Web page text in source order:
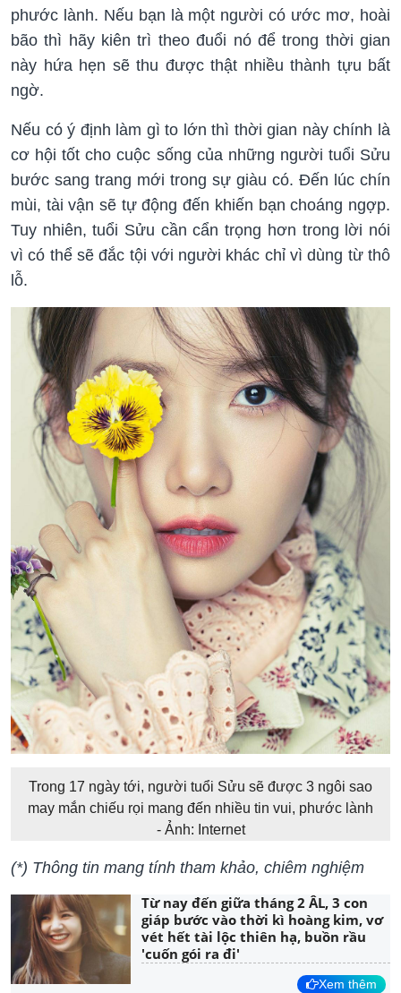
phước lành. Nếu bạn là một người có ước mơ, hoài
bão thì hãy kiên trì theo đuổi nó để trong thời gian
này hứa hẹn sẽ thu được thật nhiều thành tựu bất
ngờ.
Nếu có ý định làm gì to lớn thì thời gian này chính là
cơ hội tốt cho cuộc sống của những người tuổi Sửu
bước sang trang mới trong sự giàu có. Đến lúc chín
mùi, tài vận sẽ tự động đến khiến bạn choáng ngợp.
Tuy nhiên, tuổi Sửu cần cẩn trọng hơn trong lời nói
vì có thể sẽ đắc tội với người khác chỉ vì dùng từ thô
lỗ.
Trong 17 ngày tới, người tuổi Sửu sẽ được 3 ngôi sao
may mắn chiếu rọi mang đến nhiều tin vui, phước lành
- Ảnh: Internet
(*) Thông tin mang tính tham khảo, chiêm nghiệm
Từ nay đến giữa tháng 2 ÂL, 3 con
giáp bước vào thời kì hoàng kim, vơ
vét hết tài lộc thiên hạ, buồn rầu
'cuốn gói ra đi'
Xem thêm